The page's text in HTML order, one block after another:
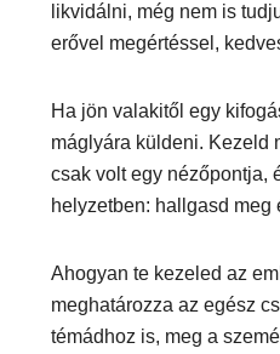
likvidálni, még nem is
erővel megértéssel,
Ha jön valakitől egy
máglyára küldeni. Kezeld
csak volt egy nézőpontja,
helyzetben: hallgasd meg
Ahogyan te kezeled az
meghatározza az egész
témádhoz is, meg a